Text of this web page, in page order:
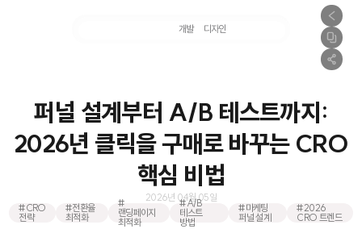
개발 디자인
퍼널 설계부터 A/B 테스트까지:
2026년 클릭을 구매로 바꾸는 CRO
핵심 비법
2026년 04월 05일
#CRO
전략
#전환율
최적화
#
랜딩페이지
최적화
#A/B
테스트
방법
#마케팅
퍼널 설계
#2026
CRO 트렌드